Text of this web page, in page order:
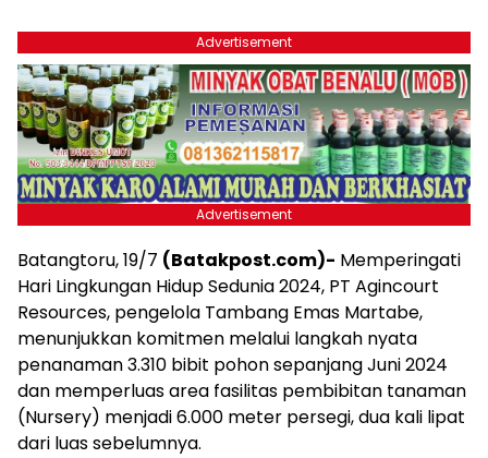
Advertisement
Advertisement
Batangtoru, 19/7 (Batakpost.com)- Memperingati
Hari Lingkungan Hidup Sedunia 2024, PT Agincourt
Resources, pengelola Tambang Emas Martabe,
menunjukkan komitmen melalui langkah nyata
penanaman 3.310 bibit pohon sepanjang Juni 2024
dan memperluas area fasilitas pembibitan tanaman
(Nursery) menjadi 6.000 meter persegi, dua kali lipat
dari luas sebelumnya.